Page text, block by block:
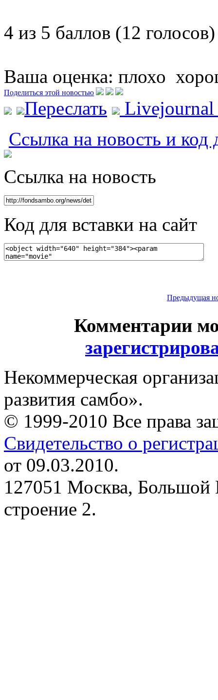
4 из 5 баллов (12 голосов)
Ваша оценка: плохо
Поделиться этой новостью
Переслать
Ссылка на новость и код
Ссылка на новость
Код для вставки на сайт
Предыдущая
Комментарии
Некоммерческая
развития самбо».
© 1999-2010 Все права
Свидетельство о
от 09.03.2010.
127051 Москва, Большой
строение 2.